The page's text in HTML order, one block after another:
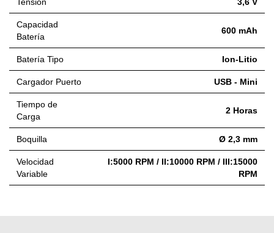
Capacidad
Batería
600 mAh
Batería Tipo Ion-Litio
Cargador Puerto USB - Mini
Tiempo de
Carga
2 Horas
Boquilla Ø 2,3 mm
Velocidad
Variable
I:5000 RPM / II:10000 RPM / III:15000
RPM